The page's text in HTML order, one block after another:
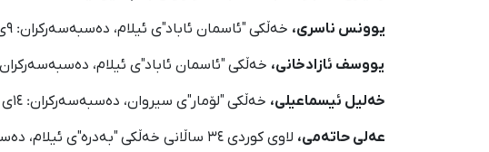
یوونس ناسری، خەڵکی "ئاسمان ئاباد"ی ئیلام، دەسبەسەرکران: ٩ی ڕێبەندانی ١٤٠٤، ١٦ ڕۆژ ناڕوونیی چارەنووس
یووسف ئازادخانی، خەڵکی "ئاسمان ئاباد"ی ئیلام، دەسبەسەرکران: ١٣ی ڕێبەندانی ١٤٠٤، ١٢ ڕۆژ ناڕوونیی
خەلیل ئیسماعیلی، خەڵکی "لۆمار"ی سیروان، دەسبەسەرکران: ١٤ی ڕێبەندانی ١٤٠٤، ١١ ڕۆژ ناڕوونیی چارەنووس
عەلی حاتەمی، لاوی کوردی ٣٤ ساڵانی خەڵکی "بەدرە"ی ئیلام، دەسبەسەرکران: ١٤ی ڕێبەندانی ١٤٠٤، ١١ ڕۆژ ناڕوونیی چارەنووس